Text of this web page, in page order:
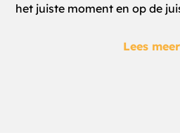
het juiste moment en op de
Lees meer